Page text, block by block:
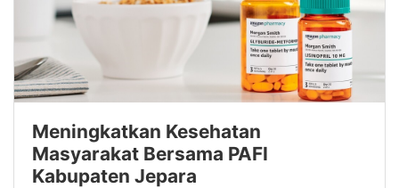
Meningkatkan Kesehatan
Masyarakat Bersama PAFI
Kabupaten Jepara